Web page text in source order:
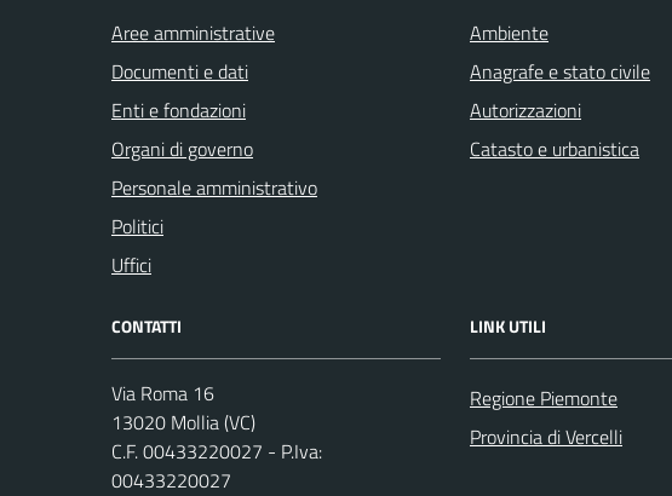
Aree amministrative
Documenti e dati
Enti e fondazioni
Organi di governo
Personale amministrativo
Politici
Uffici
Ambiente
Anagrafe e stato civile
Autorizzazioni
Catasto e urbanistica
CONTATTI
Via Roma 16
13020 Mollia (VC)
C.F. 00433220027 - P.Iva:
00433220027
LINK UTILI
Regione Piemonte
Provincia di Vercelli